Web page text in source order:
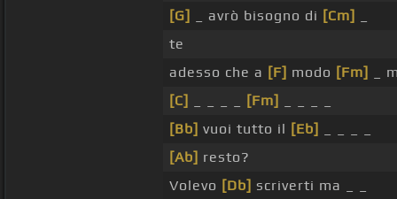
[G]
_ avrò bisogno di [Cm]
te
adesso che a [F] modo [Fm]
_
[C]
[Fm]
[Bb] vuoi tutto il [Eb]
[Ab] resto?
Volevo [Db] scriverti ma _ _